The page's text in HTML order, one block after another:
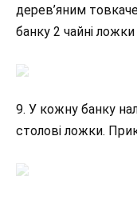
дерев’яним
банку 2 чайні ложки
9. У кожну банку
столові ложки.